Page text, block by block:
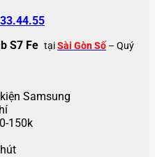
S7 Fe tạiSài Gòn Số – Quý
Samsung
150k